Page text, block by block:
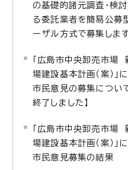
の基礎的諸元調査・検
る委託業者を簡易公募
ーザル方式で募集しま
「広島市中央卸売市場
場建設基本計画（案）」
市民意見の募集につい
終了しました】
「広島市中央卸売市場
場建設基本計画（案）」
市民意見募集の結果